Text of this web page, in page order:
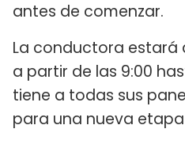
antes de comenzar.
La conductora estará
a partir de las 9:00
tiene a todas sus
para una nueva